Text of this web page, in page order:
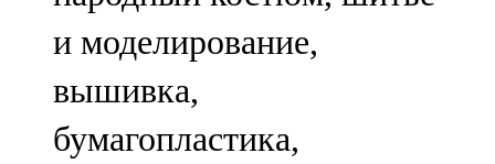
и моделирование,
вышивка,
бумагопластика,